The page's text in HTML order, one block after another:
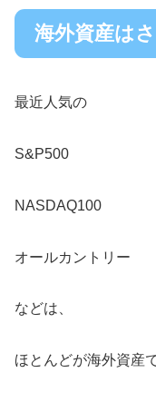
海外資産は
最近人気の
S&P500
NASDAQ100
オールカントリー
などは、
ほとんどが海外資産